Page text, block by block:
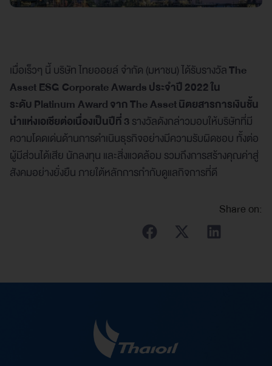
เมื่อเร็วๆ นี้ บริษัท ไทยออยล์ จำกัด (มหาชน) ได้รับรางวัลThe
Asset ESG Corporate Awards ประจำปี 2022 ใน
ระดับ Platinum Award จาก The Asset นิตยสารการเงินชั้น
นำแห่งเอเชียต่อเนื่องเป็นปีที่ 3รางวัลดังกล่าวมอบให้บริษัทที่มี
ความโดดเด่นด้านการดำเนินธุรกิจอย่างมีความรับผิดชอบ ทั้งต่อ
ผู้มีส่วนได้เสีย นักลงทุน และสิ่งแวดล้อม รวมถึงการสร้างคุณค่าสู่
สังคมอย่างยั่งยืน ภายใต้หลักการกำกับดูแลกิจการที่ดี
Share on: